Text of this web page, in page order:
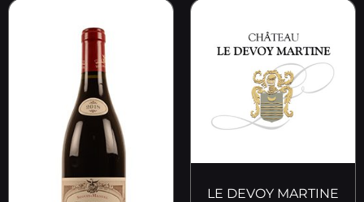
LE DEVOY MARTINE